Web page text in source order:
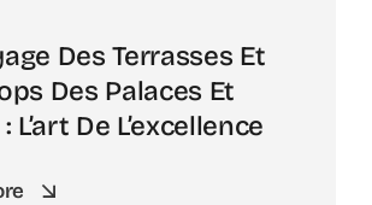
Des Terrasses Et
Des Palaces Et
L’art De L’excellence